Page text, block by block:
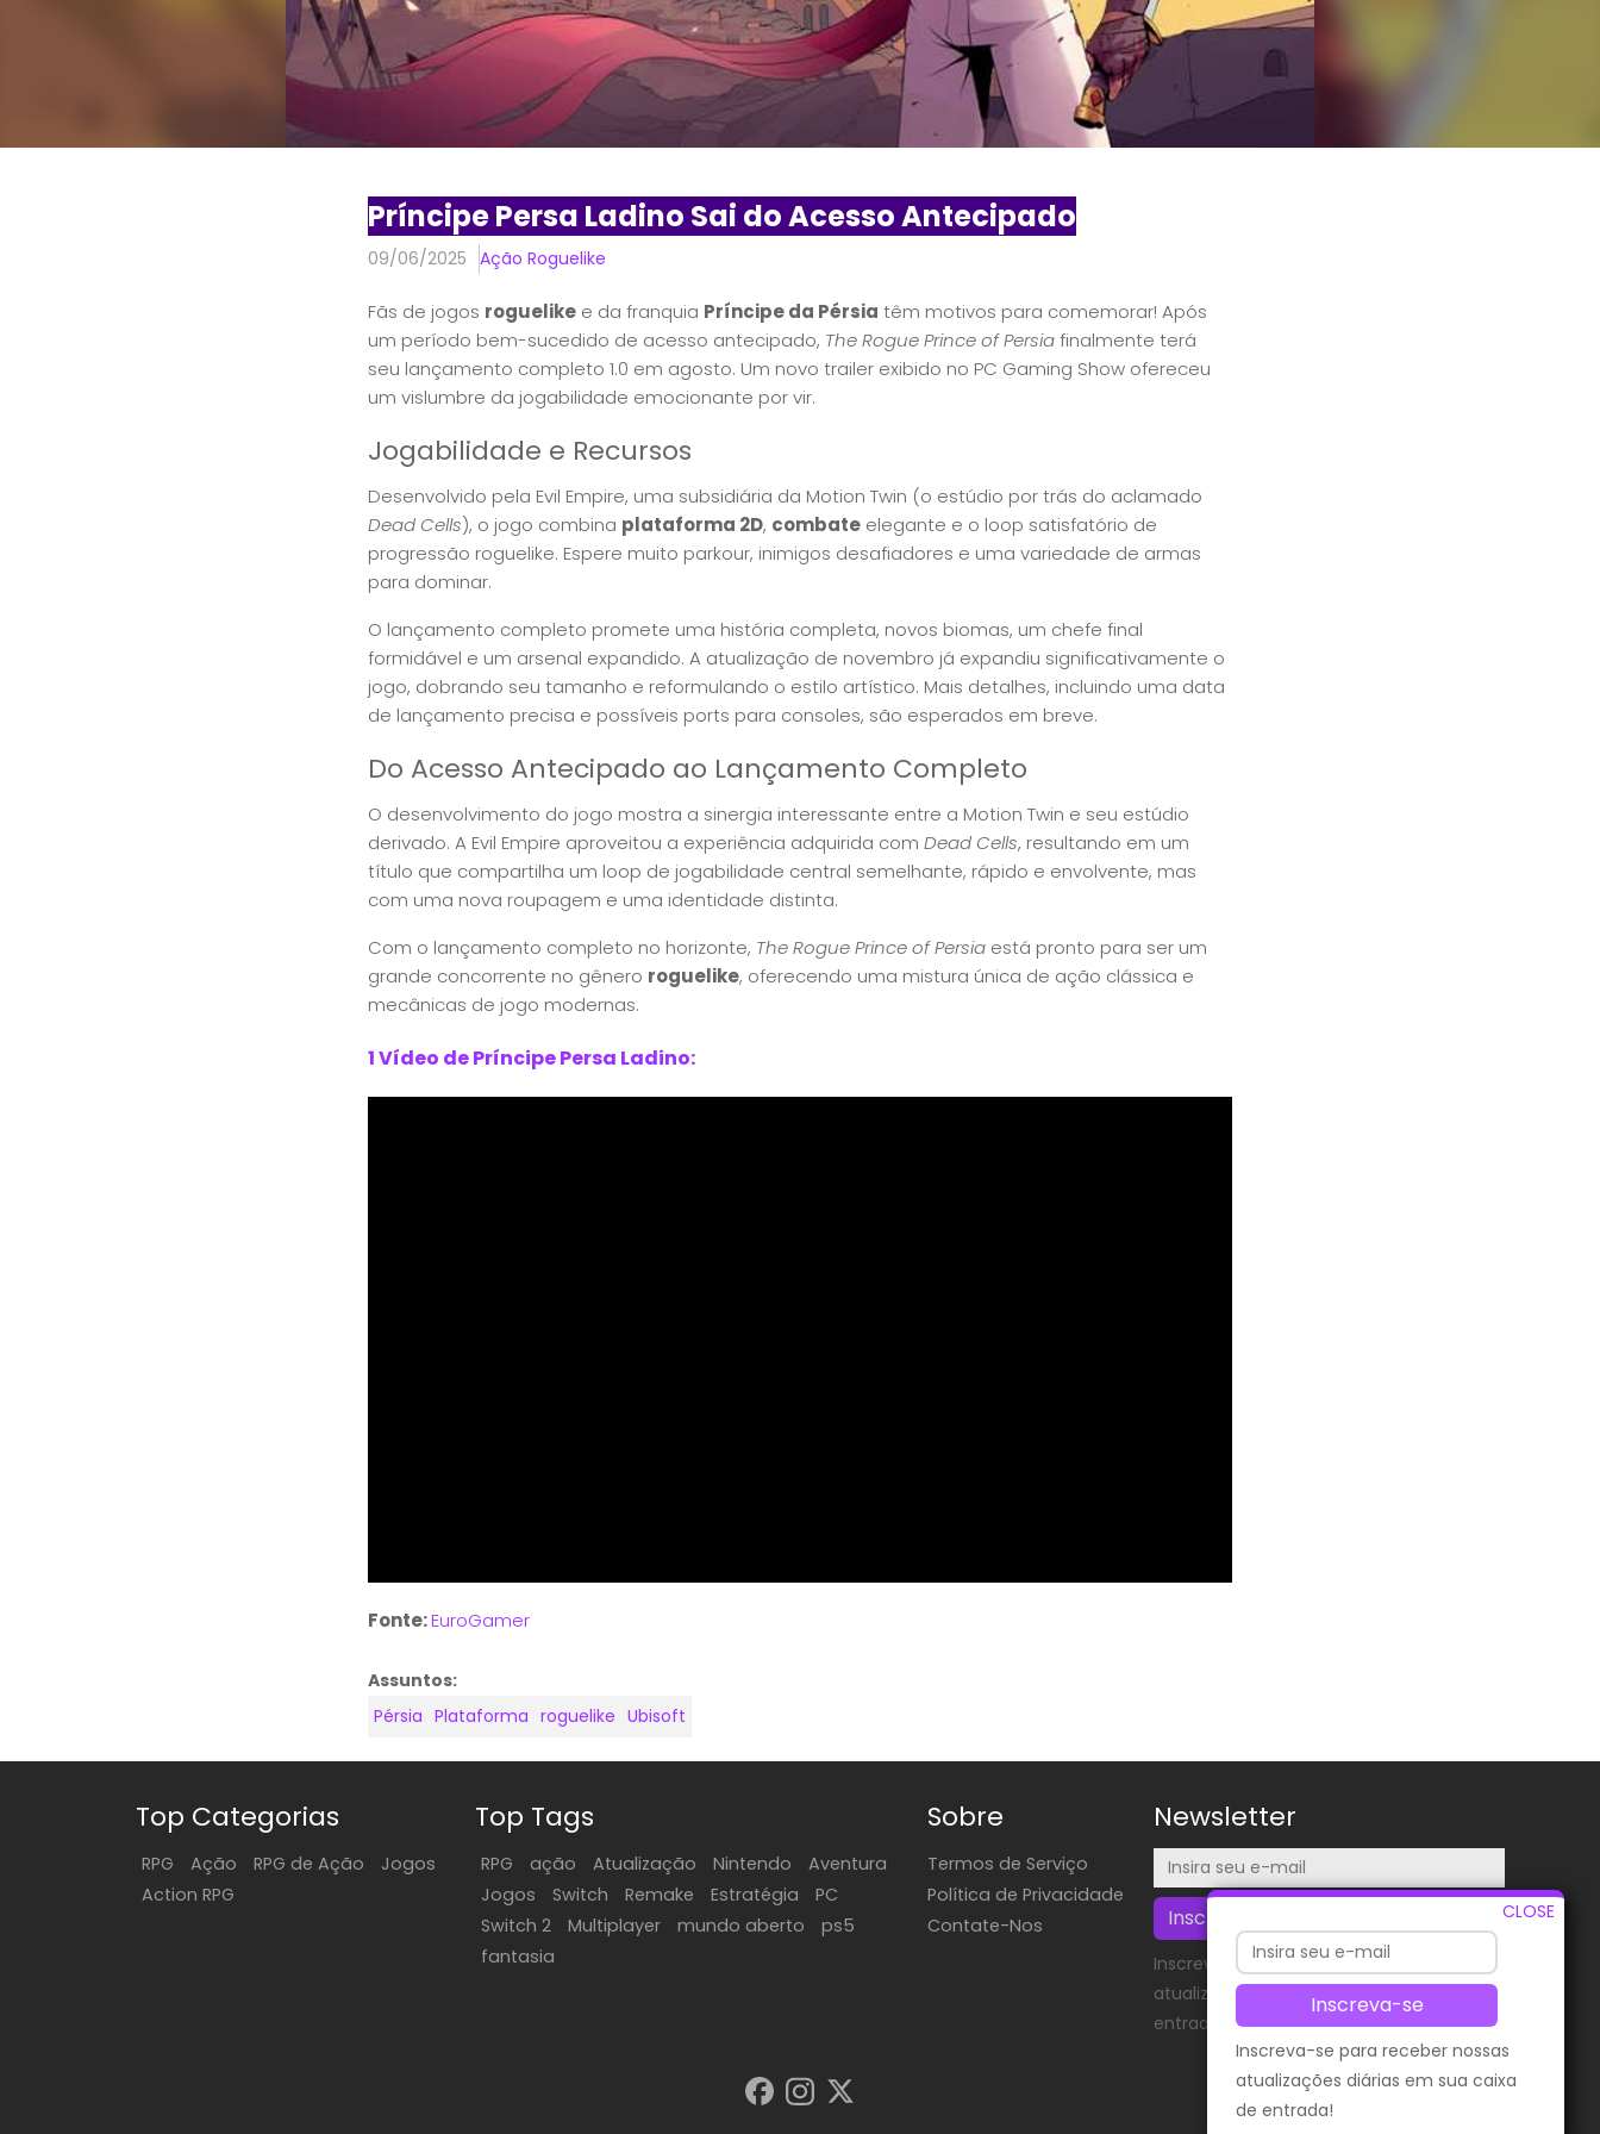
Príncipe Persa Ladino Sai do Acesso Antecipado
09/06/2025 Ação Roguelike
Fãs de jogos roguelike e da franquia Príncipe da Pérsia têm motivos para comemorar! Após
um período bem-sucedido de acesso antecipado, The Rogue Prince of Persiafinalmente terá
seu lançamento completo 1.0 em agosto. Um novo trailer exibido no PC Gaming Show ofereceu
um vislumbre da jogabilidade emocionante por vir.
Jogabilidade e Recursos
Desenvolvido pela Evil Empire, uma subsidiária da Motion Twin (o estúdio por trás do aclamado
Dead Cells), o jogo combina plataforma 2D, combate elegante e o loop satisfatório de
progressão roguelike. Espere muito parkour, inimigos desafiadores e uma variedade de armas
para dominar.
O lançamento completo promete uma história completa, novos biomas, um chefe final
formidável e um arsenal expandido. A atualização de novembro já expandiu significativamente o
jogo, dobrando seu tamanho e reformulando o estilo artístico. Mais detalhes, incluindo uma data
de lançamento precisa e possíveis ports para consoles, são esperados em breve.
Do Acesso Antecipado ao Lançamento Completo
O desenvolvimento do jogo mostra a sinergia interessante entre a Motion Twin e seu estúdio
derivado. A Evil Empire aproveitou a experiência adquirida com Dead Cells, resultando em um
título que compartilha um loop de jogabilidade central semelhante, rápido e envolvente, mas
com uma nova roupagem e uma identidade distinta.
Com o lançamento completo no horizonte, The Rogue Prince of Persia está pronto para ser um
grande concorrente no gênero roguelike, oferecendo uma mistura única de ação clássica e
mecânicas de jogo modernas.
1 Vídeo de Príncipe Persa Ladino:
Fonte:EuroGamer
Assuntos:
Pérsia Plataforma roguelike Ubisoft
CLOSE
Inscreva-se
Inscreva-se para receber nossas
atualizações diárias em sua caixa
de entrada!
Top Categorias
RPG Ação RPG de Ação
Jogos
Action RPG
Top Tags
RPG ação Atualização Nintendo
Aventura
Jogos
Switch Remake Estratégia
PC
Switch 2
Multiplayer mundo aberto
ps5
fantasia
Sobre
Termos de Serviço
Política de Privacidade
Contate-Nos
Newsletter
Inscreva-se
Inscreva-se para receber nossas
atualizações diárias em sua caixa de
entrada!